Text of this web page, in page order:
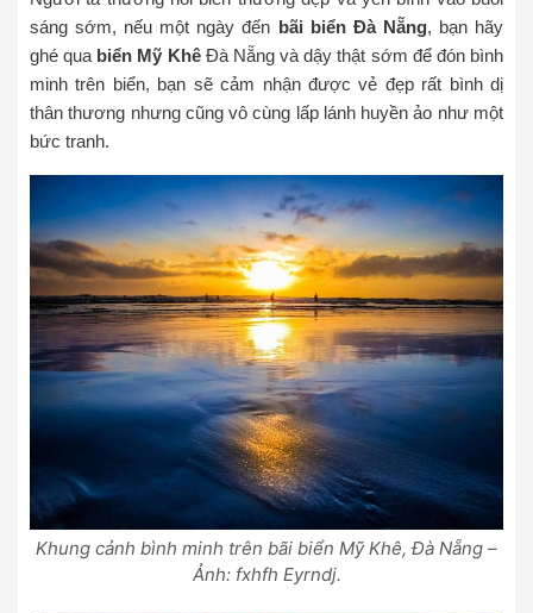
sáng sớm, nếu một ngày đến bãi biển Đà Nẵng, bạn hãy
ghé qua biển Mỹ KhêĐà Nẵng và dậy thật sớm để đón bình
minh trên biển, bạn sẽ cảm nhận được vẻ đẹp rất bình dị
thân thương nhưng cũng vô cùng lấp lánh huyền ảo như một
bức tranh.
Khung cảnh bình minh trên bãi biển Mỹ Khê, Đà Nẵng –
Ảnh: fxhfh Eyrndj.